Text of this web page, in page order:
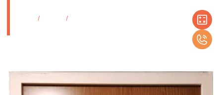
/ /
Installation d’une porte blindée avec panneau en